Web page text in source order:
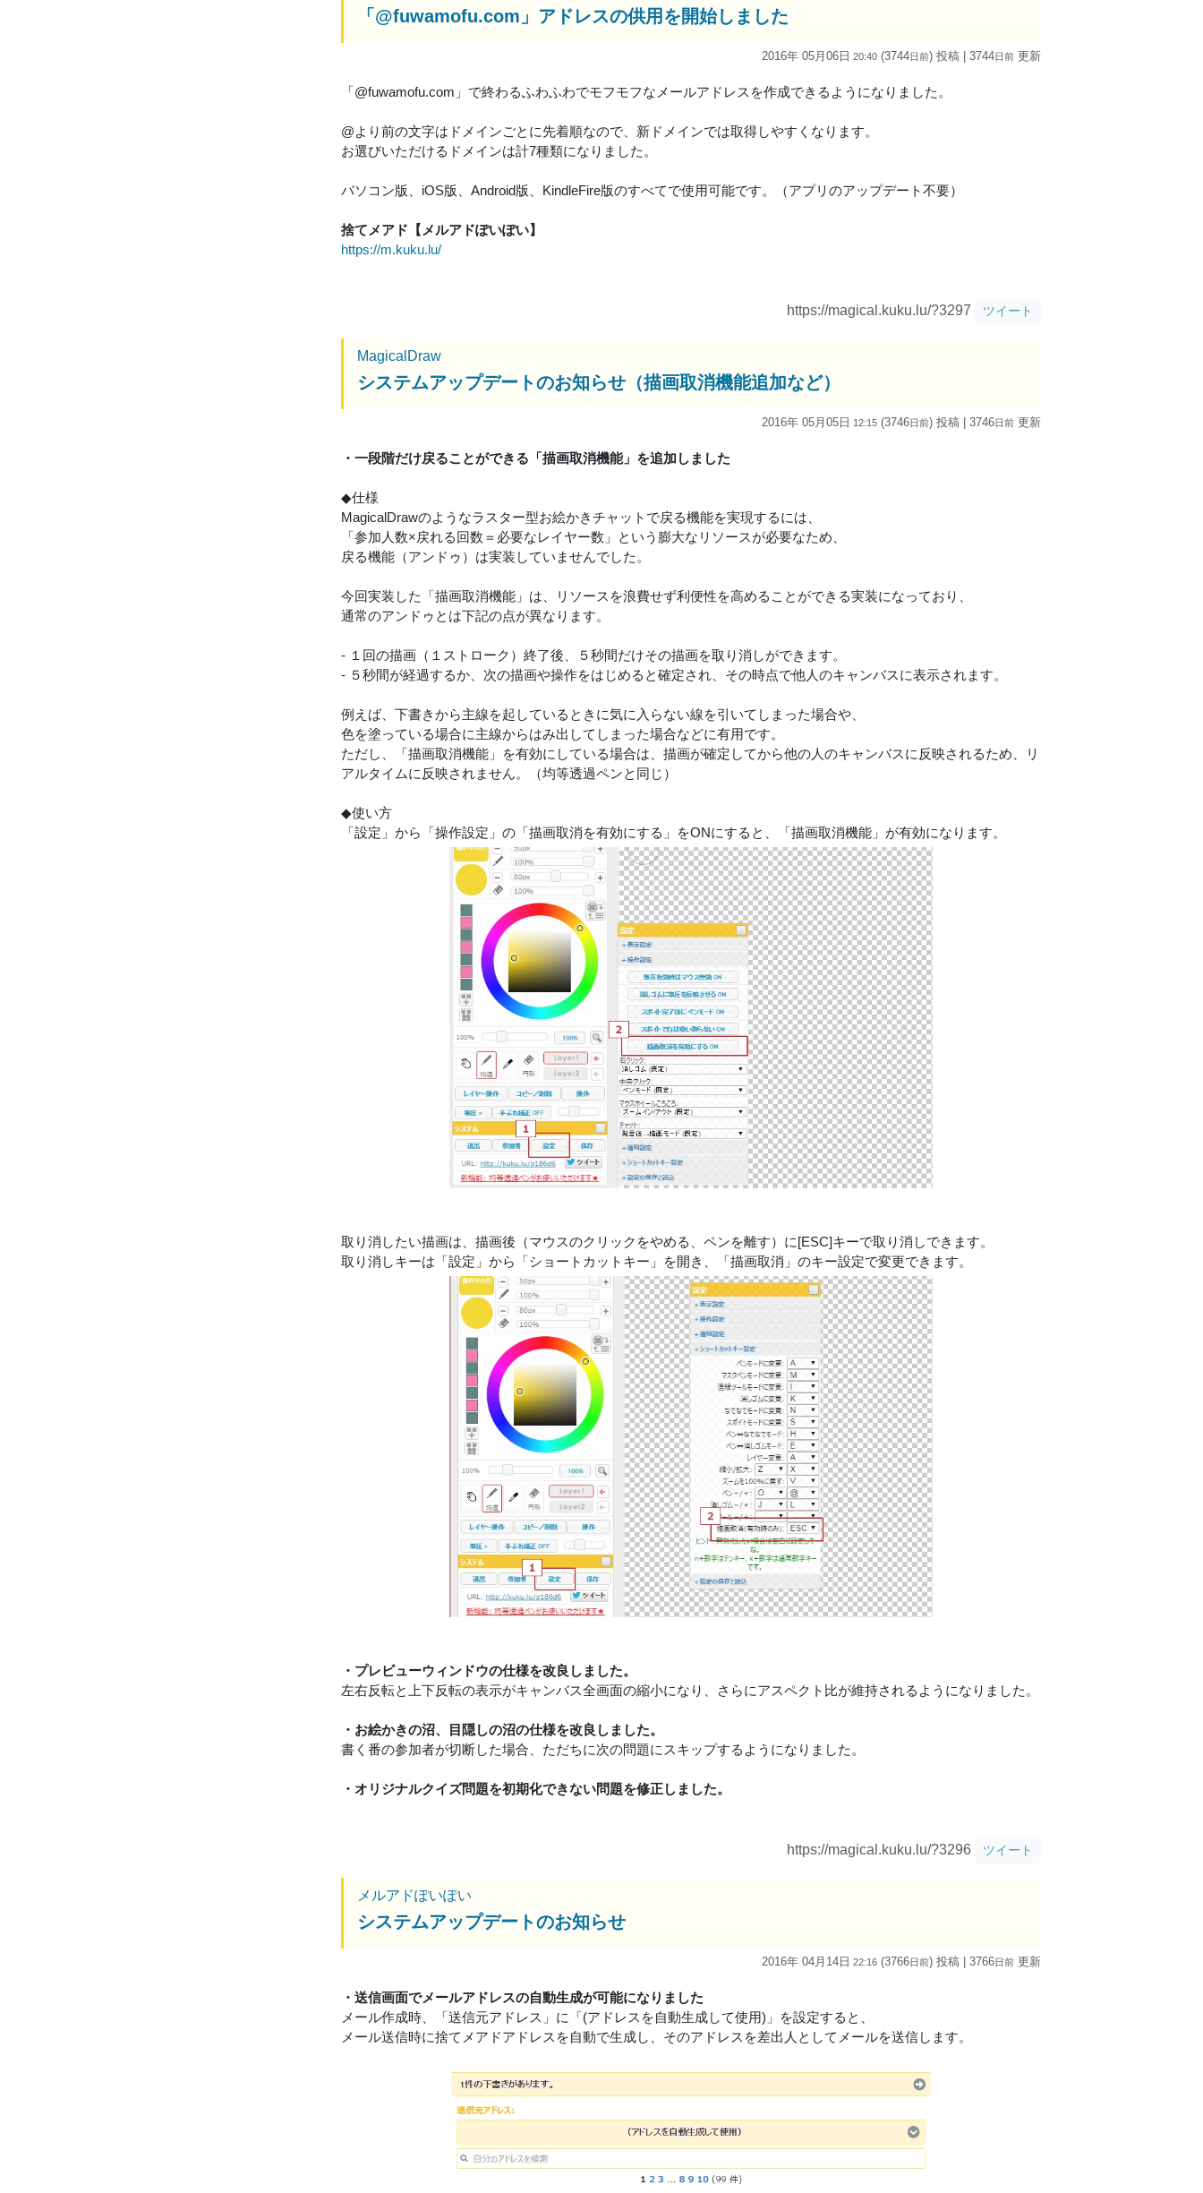
「@fuwamofu.com」アドレスの供用を開始しました
2016年 05月06日 20:40 (3744日前) 投稿 | 3744日前 更新
「@fuwamofu.com」で終わるふわふわでモフモフなメールアドレスを作成できるようになりました。
@より前の文字はドメインごとに先着順なので、新ドメインでは取得しやすくなります。
お選びいただけるドメインは計7種類になりました。
パソコン版、iOS版、Android版、KindleFire版のすべてで使用可能です。（アプリのアップデート不要）
捨てメアド【メルアドぽいぽい】
https://m.kuku.lu/
https://magical.kuku.lu/?3297 ツイート
MagicalDraw
システムアップデートのお知らせ（描画取消機能追加など）
2016年 05月05日 12:15 (3746日前) 投稿 | 3746日前 更新
・一段階だけ戻ることができる「描画取消機能」を追加しました
◆仕様
MagicalDrawのようなラスター型お絵かきチャットで戻る機能を実現するには、
「参加人数×戻れる回数＝必要なレイヤー数」という膨大なリソースが必要なため、
戻る機能（アンドゥ）は実装していませんでした。
今回実装した「描画取消機能」は、リソースを浪費せず利便性を高めることができる実装になっており、
通常のアンドゥとは下記の点が異なります。
- １回の描画（１ストローク）終了後、５秒間だけその描画を取り消しができます。
- ５秒間が経過するか、次の描画や操作をはじめると確定され、その時点で他人のキャンバスに表示されます。
例えば、下書きから主線を起しているときに気に入らない線を引いてしまった場合や、
色を塗っている場合に主線からはみ出してしまった場合などに有用です。
ただし、「描画取消機能」を有効にしている場合は、描画が確定してから他の人のキャンバスに反映されるため、リ
アルタイムに反映されません。（均等透過ペンと同じ）
◆使い方
「設定」から「操作設定」の「描画取消を有効にする」をONにすると、「描画取消機能」が有効になります。
取り消したい描画は、描画後（マウスのクリックをやめる、ペンを離す）に[ESC]キーで取り消しできます。
取り消しキーは「設定」から「ショートカットキー」を開き、「描画取消」のキー設定で変更できます。
・プレビューウィンドウの仕様を改良しました。
左右反転と上下反転の表示がキャンバス全画面の縮小になり、さらにアスペクト比が維持されるようになりました。
・お絵かきの沼、目隠しの沼の仕様を改良しました。
書く番の参加者が切断した場合、ただちに次の問題にスキップするようになりました。
・オリジナルクイズ問題を初期化できない問題を修正しました。
https://magical.kuku.lu/?3296 ツイート
メルアドぽいぽい
システムアップデートのお知らせ
2016年 04月14日 22:16 (3766日前) 投稿 | 3766日前 更新
・送信画面でメールアドレスの自動生成が可能になりました
メール作成時、「送信元アドレス」に「(アドレスを自動生成して使用)」を設定すると、
メール送信時に捨てメアドアドレスを自動で生成し、そのアドレスを差出人としてメールを送信します。